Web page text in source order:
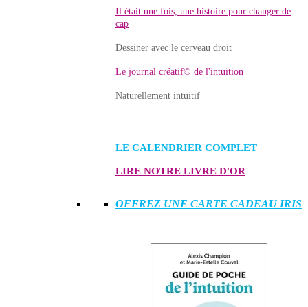
Il était une fois, une histoire pour changer de
cap
Dessiner avec le cerveau droit
Le journal créatif© de l'intuition
Naturellement intuitif
LE CALENDRIER COMPLET
LIRE NOTRE LIVRE D'OR
OFFREZ UNE CARTE CADEAU IRIS